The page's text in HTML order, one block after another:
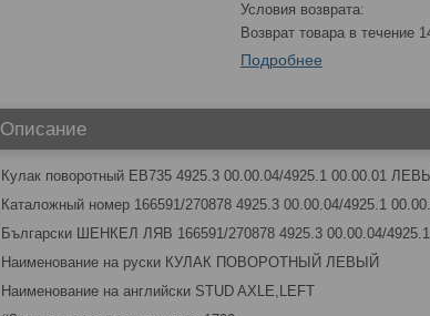
возврат товара в течение
Подробнее
Описание
Кулак поворотный ЕВ735 4925.3 00.00.04/4925.1 00.00.01
Каталожный номер 166591/270878 4925.3 00.00.04/4925.1
Български ШЕНКЕЛ ЛЯВ 166591/270878 4925.3 00.00.04/4925.1
Наименование на руски КУЛАК ПОВОРОТНЫЙ ЛЕВЫЙ
Наименование на английски STUD AXLE,LEFT